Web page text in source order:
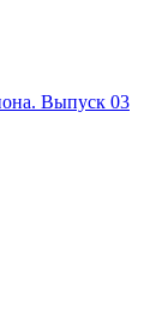
Выпуск 03